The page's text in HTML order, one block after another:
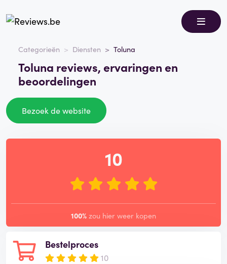
Categorieën Diensten Toluna
Toluna reviews, ervaringen en
beoordelingen
Bezoek de website
Bestelproces
10
10
100% zou hier weer kopen